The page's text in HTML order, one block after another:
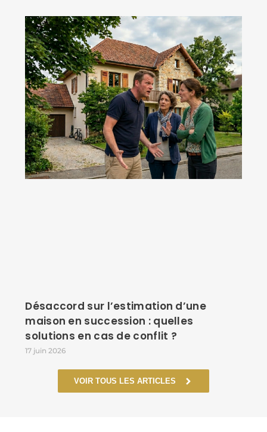
Désaccord sur l’estimation d’une
maison en succession : quelles
solutions en cas de conflit ?
17 juin 2026
VOIR TOUS LES ARTICLES